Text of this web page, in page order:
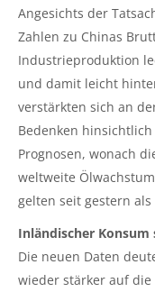
Angesichts der
Zahlen zu Chinas
Industrieproduktion
und damit leicht
verstärkten sich an
Bedenken
Prognosen, wonach
weltweite
gelten seit gestern
Inländischer
Die neuen Daten
wieder stärker auf